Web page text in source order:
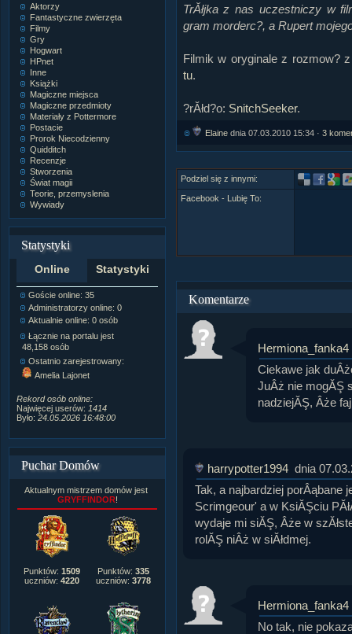
Aktorzy
Fantastyczne zwierzęta
Filmy
Gry
Hogwart
HPnet
Inne
Książki
Magiczne miejsca
Magiczne przedmioty
Materiały z Pottermore
Postacie
Prorok Niecodzienny
Quidditch
Recenzje
Stworzenia
Świat magii
Teorie, przemyslenia
Wywiady
Statystyki
Online Statystyki
Goście online: 35
Administratorzy online: 0
Aktualnie online: 0 osób
Łącznie na portalu jest
48,158 osób
Ostatnio zarejestrowany:
Amelia Lajonet
Rekord osób online:
Najwięcej userów: 1414
Było: 24.05.2026 16:48:00
Napisanych artykułów:
Dodanych newsów:10,564
Zdjęć w galerii:
Tematów na forum:
Postów na forum:
319,637
Komentarzy do materiałów:
3,327
4,170
Puchar Domów
Aktualnym mistrzem domów jest
GRYFFINDOR!
Punktów: 1509
uczniów: 4220
Punktów: 335
uczniów: 3778
TrĂłjka z nas uczestniczy w
gram morderc?, a Rupert
Filmik w oryginale z rozmow?
tu.
?rĂłd?o: SnitchSeeker.
Elaine dnia 07.03.2010 15:34 ·3
Podziel się z innymi:
Facebook - Lubię To:
Komentarze
Hermiona_fanka4
Ciekawe jak
JuÂż nie mogĂŞ
nadziejĂŞ, Âże
harrypotter1994 dnia
Tak, a najbardziej porÂąbane
Scrimgeour' a w KsiĂŞciu
wydaje mi siĂŞ, Âże w
rolĂŞ niÂż w siĂłdmej.
Hermiona_fanka4
No tak, nie